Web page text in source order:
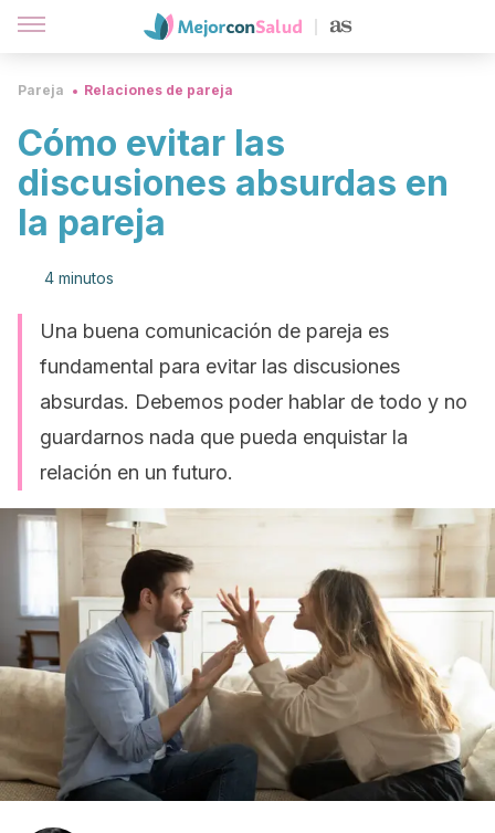
Pareja Relaciones de pareja
Cómo evitar las
discusiones absurdas en
la pareja
4 minutos
Una buena comunicación de pareja es
fundamental para evitar las discusiones
absurdas. Debemos poder hablar de todo y no
guardarnos nada que pueda enquistar la
relación en un futuro.